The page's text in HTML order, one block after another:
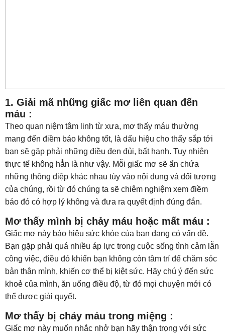
1. Giải mã những giấc mơ liên quan đến
máu :
Theo quan niệm tâm linh từ xưa, mơ thấy máu thường
mang đến điềm báo không tốt, là dấu hiệu cho thấy sắp tới
bạn sẽ gặp phải những điều đen đủi, bất hạnh. Tuy nhiên
thực tế không hẳn là như vậy. Mỗi giấc mơ sẽ ẩn chứa
những thông điệp khác nhau tùy vào nội dung và đối tượng
của chúng, rồi từ đó chúng ta sẽ chiêm nghiệm xem điềm
báo đó có hợp lý không và đưa ra quyết định đúng đắn.
Mơ thấy mình bị chảy máu hoặc mất máu :
Giấc mơ này báo hiệu sức khỏe của bạn đang có vấn đề.
Bạn gặp phải quá nhiều áp lực trong cuộc sống tình cảm lẫn
công việc, điều đó khiến bạn không còn tâm trí để chăm sóc
bản thân mình, khiến cơ thể bị kiệt sức. Hãy chú ý đến sức
khoẻ của mình, ăn uống điều độ, từ đó mọi chuyện mới có
thể được giải quyết.
Mơ thấy bị chảy máu trong miệng :
Giấc mơ này muốn nhắc nhở bạn hãy thận trọng với sức